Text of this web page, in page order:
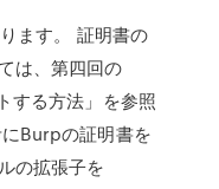
ます。 証明書の
は、第四回の
する方法」を参照
Burpの証明書を
の拡張子を